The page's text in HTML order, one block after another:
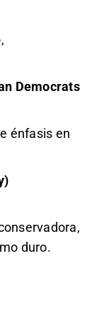
Democrats
énfasis en
duro.